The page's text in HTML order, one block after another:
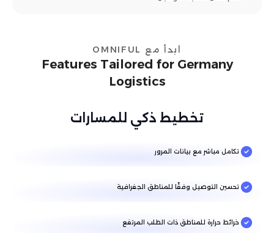
ابدأ مع OMNIFUL
Features Tailored for Germany
Logistics
تخطيط ذكي للمسارات
تكامل مباشر مع بيانات المرور
تحسين التوصيل وفقًا للمناطق الجغرافية
خرائط حرارة للمناطق ذات الطلب المرتفع